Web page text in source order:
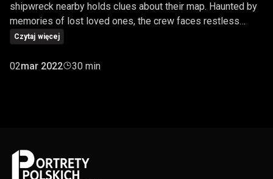
shipwreck nearby holds clues about their map. Haunted by
memories of lost loved ones, the crew faces restless
spirits that threaten to sink The Day One.
Czytaj więcej
02mar 2022 30 min